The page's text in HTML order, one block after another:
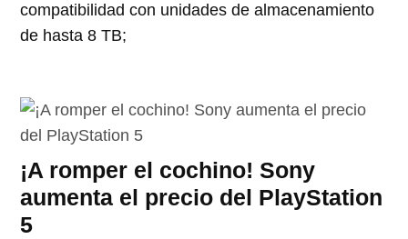
compatibilidad con unidades de almacenamiento
de hasta 8 TB;
¡A romper el cochino! Sony
aumenta el precio del PlayStation
5